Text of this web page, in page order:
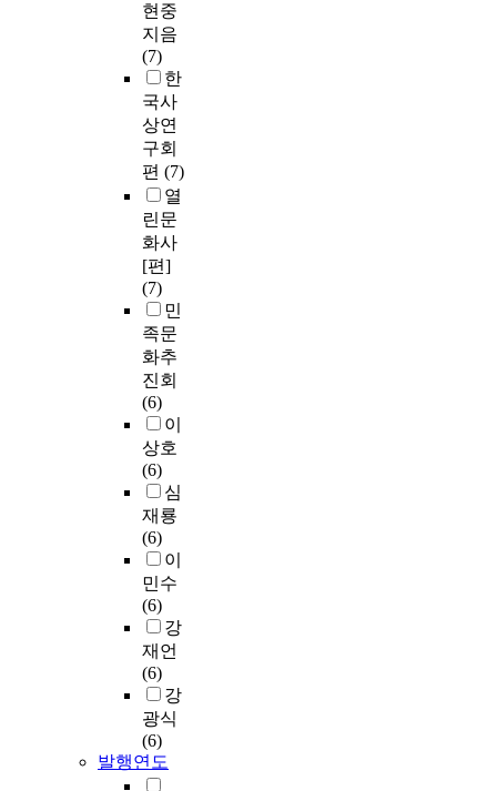
현중
지음
(7)
한
국사
상연
구회
편 (7)
열
린문
화사
[편]
(7)
민
족문
화추
진회
(6)
이
상호
(6)
심
재룡
(6)
이
민수
(6)
강
재언
(6)
강
광식
(6)
발행연도